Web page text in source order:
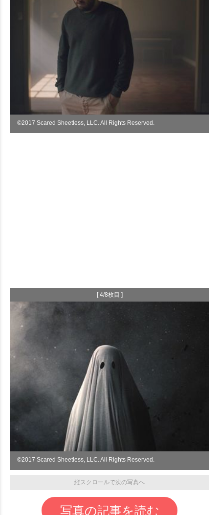
©︎2017 Scared Sheetless, LLC. All Rights Reserved.
[ 4/8枚目 ]
©︎2017 Scared Sheetless, LLC. All Rights Reserved.
縦スクロールで次の写真へ
写真の記事を読む